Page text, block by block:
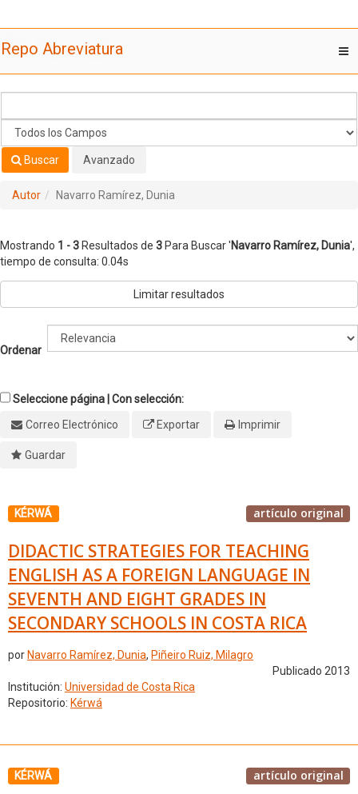
Repo Abreviatura
Buscar Avanzado
Autor Navarro Ramírez, Dunia
Mostrando 1 - 3 Resultados de 3 Para Buscar 'Navarro Ramírez, Dunia',
tiempo de consulta: 0.04s
Limitar resultados
Ordenar
Seleccione página | Con selección:
Correo Electrónico
Exportar Imprimir
Guardar
KÉRWÁ artículo original
DIDACTIC STRATEGIES FOR TEACHING
ENGLISH AS A FOREIGN LANGUAGE IN
SEVENTH AND EIGHT GRADES IN
SECONDARY SCHOOLS IN COSTA RICA
por Navarro Ramírez, Dunia, Piñeiro Ruiz, Milagro
Publicado 2013
Institución: Universidad de Costa Rica
Repositorio: Kérwá
KÉRWÁ artículo original